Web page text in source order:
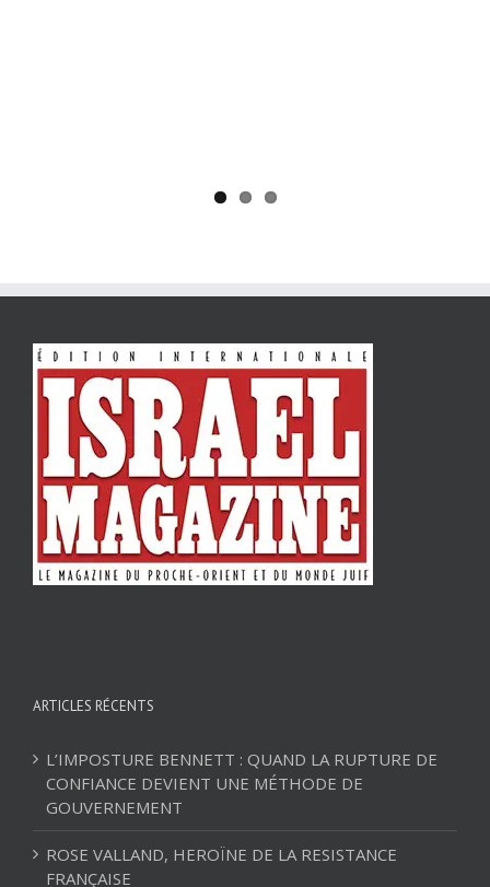
ARTICLES RÉCENTS
L’IMPOSTURE BENNETT : QUAND LA RUPTURE DE
CONFIANCE DEVIENT UNE MÉTHODE DE
GOUVERNEMENT
ROSE VALLAND, HEROÏNE DE LA RESISTANCE
FRANÇAISE